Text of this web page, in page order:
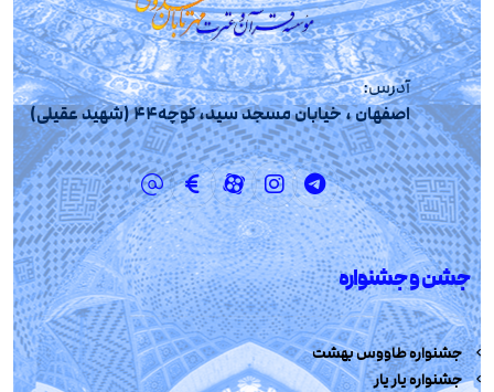
آدرس:
اصفهان ، خیابان مسجد سید، کوچه44 (شهید عقیلی)
جشن و جشنواره
جشنواره طاووس بهشت
جشنواره یار یار